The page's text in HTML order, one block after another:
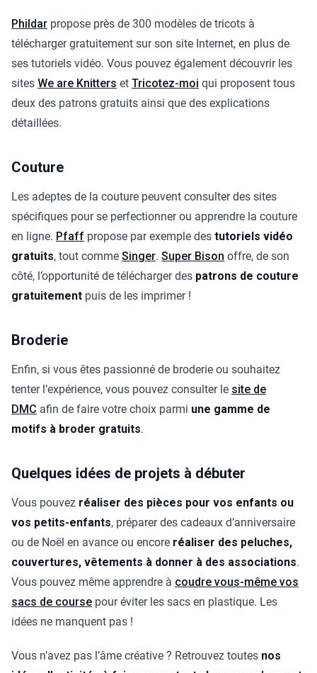
Phildar propose près de 300 modèles de tricots à
télécharger gratuitement sur son site Internet, en plus de
ses tutoriels vidéo. Vous pouvez également découvrir les
sites We are Knitters et Tricotez-moi qui proposent tous
deux des patrons gratuits ainsi que des explications
détaillées.
Couture
Les adeptes de la couture peuvent consulter des sites
spécifiques pour se perfectionner ou apprendre la couture
en ligne. Pfaff propose par exemple des tutoriels vidéo
gratuits, tout comme Singer. Super Bison offre, de son
côté, l’opportunité de télécharger des patrons de couture
gratuitement puis de les imprimer !
Broderie
Enfin, si vous êtes passionné de broderie ou souhaitez
tenter l’expérience, vous pouvez consulter le site de
DMC afin de faire votre choix parmi une gamme de
motifs à broder gratuits.
Quelques idées de projets à débuter
Vous pouvez réaliser des pièces pour vos enfants ou
vos petits-enfants, préparer des cadeaux d’anniversaire
ou de Noël en avance ou encore réaliser des peluches,
couvertures, vêtements à donner à des associations.
Vous pouvez même apprendre à coudre vous-même vos
sacs de course pour éviter les sacs en plastique. Les
idées ne manquent pas !
Vous n’avez pas l’âme créative ? Retrouvez toutes nos